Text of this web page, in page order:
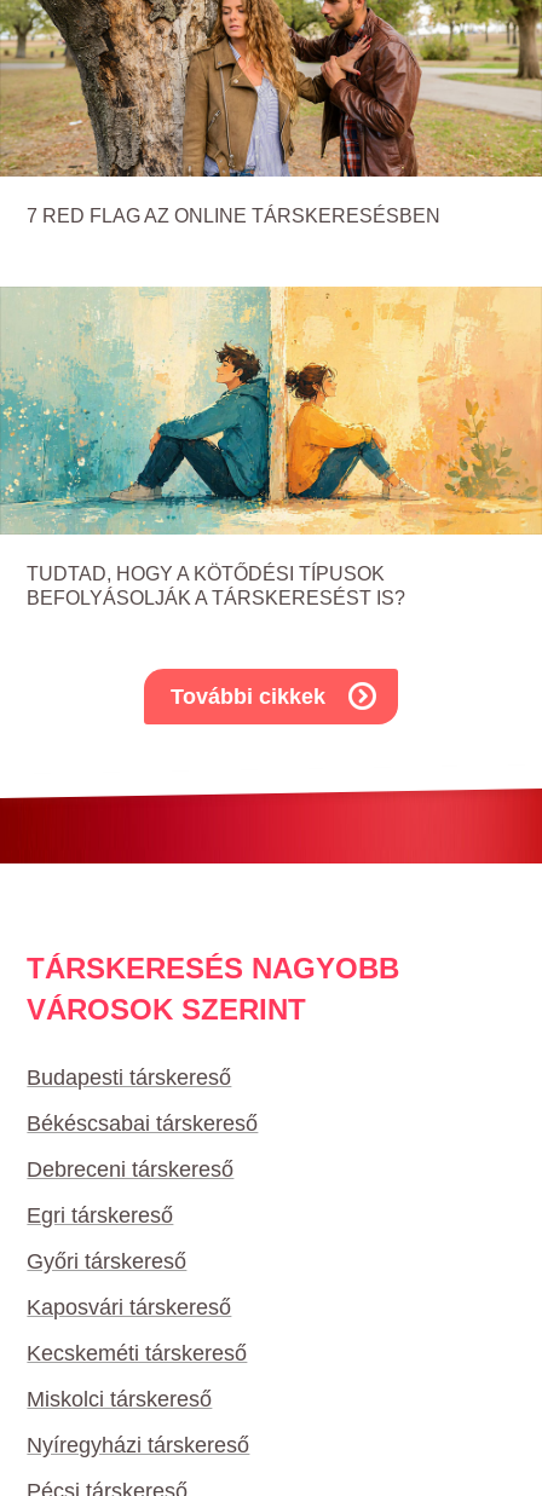
7 RED FLAG AZ ONLINE TÁRSKERESÉSBEN
TUDTAD, HOGY A KÖTŐDÉSI TÍPUSOK
BEFOLYÁSOLJÁK A TÁRSKERESÉST IS?
További cikkek
TÁRSKERESÉS NAGYOBB
VÁROSOK SZERINT
Budapesti társkereső
Békéscsabai társkereső
Debreceni társkereső
Egri társkereső
Győri társkereső
Kaposvári társkereső
Kecskeméti társkereső
Miskolci társkereső
Nyíregyházi társkereső
Pécsi társkereső